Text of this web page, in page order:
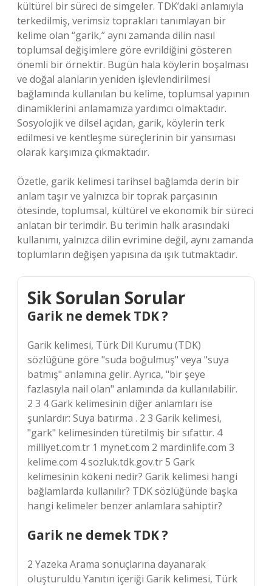
kültürel bir süreci de simgeler. TDK’daki anlamıyla
terkedilmiş, verimsiz toprakları tanımlayan bir
kelime olan “garik,” aynı zamanda dilin nasıl
toplumsal değişimlere göre evrildiğini gösteren
önemli bir örnektir. Bugün hala köylerin boşalması
ve doğal alanların yeniden işlevlendirilmesi
bağlamında kullanılan bu kelime, toplumsal yapının
dinamiklerini anlamamıza yardımcı olmaktadır.
Sosyolojik ve dilsel açıdan, garik, köylerin terk
edilmesi ve kentleşme süreçlerinin bir yansıması
olarak karşımıza çıkmaktadır.
Özetle, garik kelimesi tarihsel bağlamda derin bir
anlam taşır ve yalnızca bir toprak parçasının
ötesinde, toplumsal, kültürel ve ekonomik bir süreci
anlatan bir terimdir. Bu terimin halk arasındaki
kullanımı, yalnızca dilin evrimine değil, aynı zamanda
toplumların değişen yapısına da ışık tutmaktadır.
Sik Sorulan Sorular
Garik ne demek TDK ?
Garik kelimesi, Türk Dil Kurumu (TDK)
sözlüğüne göre "suda boğulmuş" veya "suya
batmış" anlamına gelir. Ayrıca, "bir şeye
fazlasıyla nail olan" anlamında da kullanılabilir.
2 3 4 Gark kelimesinin diğer anlamları ise
şunlardır: Suya batırma . 2 3 Garik kelimesi,
"gark" kelimesinden türetilmiş bir sıfattır. 4
milliyet.com.tr 1 mynet.com 2 mardinlife.com 3
kelime.com 4 sozluk.tdk.gov.tr 5 Gark
kelimesinin kökeni nedir? Garik kelimesi hangi
bağlamlarda kullanılır? TDK sözlüğünde başka
hangi kelimeler benzer anlamlara sahiptir?
Garik ne demek TDK ?
2 Yazeka Arama sonuçlarına dayanarak
oluşturuldu Yanıtın içeriği Garik kelimesi, Türk